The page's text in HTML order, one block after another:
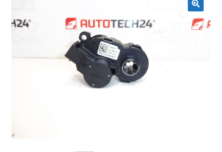
Košík
Ochrana osobních údajů
🔍